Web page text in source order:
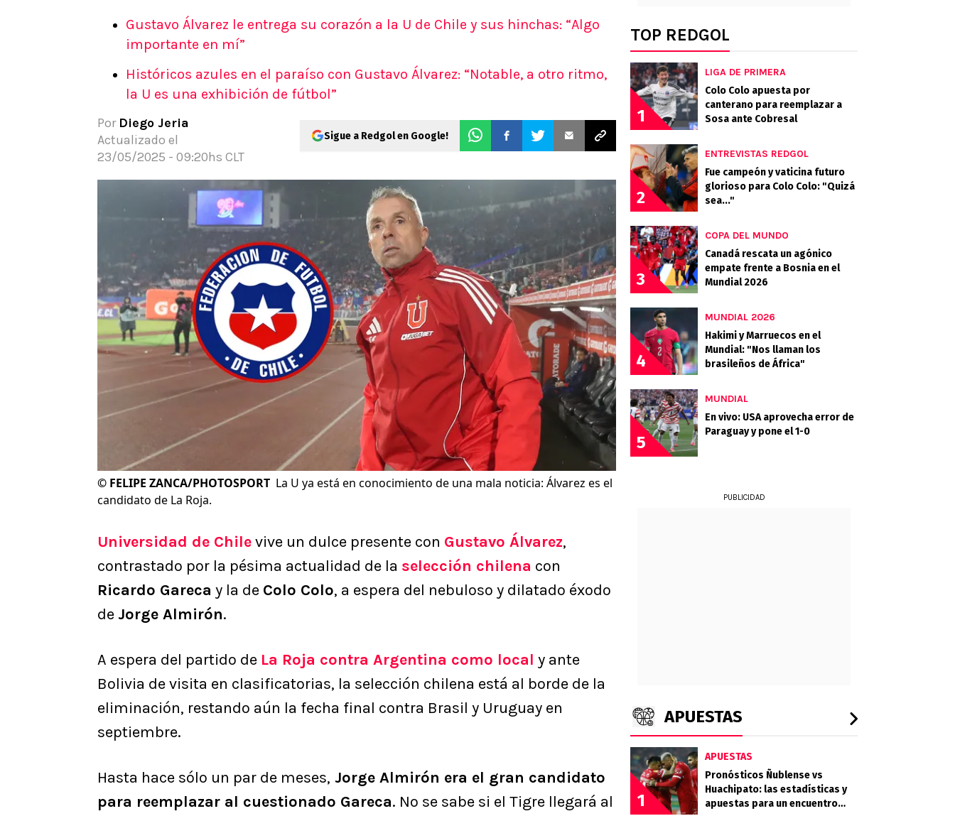
Apuestas Mundial 2026
Gustavo Álvarez le entrega su corazón a la U de Chile y sus hinchas: “Algo
importante en mí”
Históricos azules en el paraíso con Gustavo Álvarez: “Notable, a otro ritmo,
la U es una exhibición de fútbol”
Por Diego Jeria
Actualizado el
23/05/2025 - 09:20hs CLT
Sigue a Redgol en Google!
© FELIPE ZANCA/PHOTOSPORT La U ya está en conocimiento de una mala noticia: Álvarez es el
candidato de La Roja.
Universidad de Chilevive un dulce presente con Gustavo Álvarez,
contrastado por la pésima actualidad de la selección chilena con
Ricardo Gareca y la de Colo Colo, a espera del nebuloso y dilatado éxodo
de Jorge Almirón.
A espera del partido de La Roja contra Argentina como local y ante
Bolivia de visita en clasificatorias, la selección chilena está al borde de la
eliminación, restando aún la fecha final contra Brasil y Uruguay en
septiembre.
Hasta hace sólo un par de meses, Jorge Almirón era el gran candidato
para reemplazar al cuestionado Gareca. No se sabe si el Tigre llegará al
TOP REDGOL
1
LIGA DE PRIMERA
Colo Colo apuesta por
canterano para reemplazar a
Sosa ante Cobresal
2
ENTREVISTAS REDGOL
Fue campeón y vaticina futuro
glorioso para Colo Colo: "Quizá
sea..."
3
COPA DEL MUNDO
Canadá rescata un agónico
empate frente a Bosnia en el
Mundial 2026
4
MUNDIAL 2026
Hakimi y Marruecos en el
Mundial: "Nos llaman los
brasileños de África"
5
MUNDIAL
En vivo: USA aprovecha error de
Paraguay y pone el 1-0
PUBLICIDAD
APUESTAS
1
APUESTAS
Pronósticos Ñublense vs
Huachipato: las estadísticas y
apuestas para un encuentro